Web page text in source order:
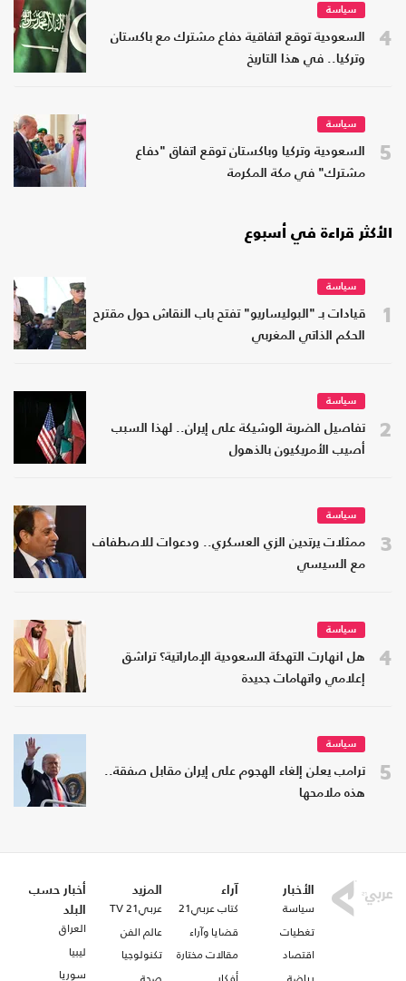
4
سياسة
السعودية توقع اتفاقية دفاع مشترك مع باكستان
وتركيا.. في هذا التاريخ
5
سياسة
السعودية وتركيا وباكستان توقع اتفاق "دفاع
مشترك" في مكة المكرمة
الأكثر قراءة في أسبوع
1
سياسة
قيادات بـ "البوليساريو" تفتح باب النقاش حول مقترح
الحكم الذاتي المغربي
2
سياسة
تفاصيل الضربة الوشيكة على إيران.. لهذا السبب
أصيب الأمريكيون بالذهول
3
سياسة
ممثلات يرتدين الزي العسكري.. ودعوات للاصطفاف
مع السيسي
4
سياسة
هل انهارت التهدئة السعودية الإماراتية؟ تراشق
إعلامي واتهامات جديدة
5
سياسة
ترامب يعلن إلغاء الهجوم على إيران مقابل صفقة..
هذه ملامحها
الأخبار
سياسة
تغطيات
اقتصاد
آراء
كتاب عربي21
قضايا وآراء
مقالات مختارة
المزيد
عربي21 TV
عالم الفن
تكنولوجيا
أخبار حسب
البلد
العراق
ليبيا
سوريا